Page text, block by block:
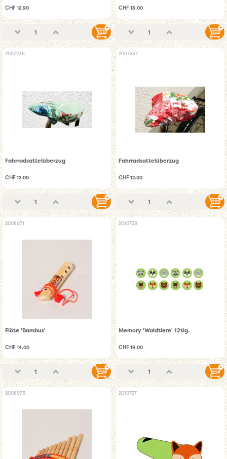
CHF 12.90 CHF 18.00
2007236
Fahrradsattelüberzug
CHF 12.00
2007237
Fahrradsattelüberzug
CHF 12.00
2008071
Flöte 'Bambus'
CHF 14.00
2010728
Memory 'Waldtiere' 12tlg.
CHF 19.00
2008073 2010727